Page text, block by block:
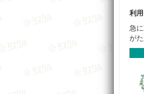
利
急
が